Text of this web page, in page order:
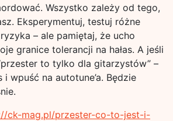
Wszystko zależy od tego,
Eksperymentuj, testuj różne
– ale pamiętaj, że ucho
granice tolerancji na hałas. A jeśli
to tylko dla gitarzystów” –
i wpuść na autotune’a. Będzie
ck-mag.pl/przester-co-to-jest-i-